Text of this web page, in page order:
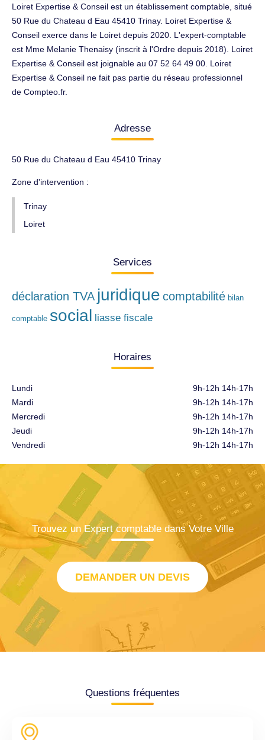
Loiret Expertise & Conseil est un établissement comptable, situé
50 Rue du Chateau d Eau 45410 Trinay. Loiret Expertise &
Conseil exerce dans le Loiret depuis 2020. L'expert-comptable
est Mme Melanie Thenaisy (inscrit à l'Ordre depuis 2018). Loiret
Expertise & Conseil est joignable au 07 52 64 49 00. Loiret
Expertise & Conseil ne fait pas partie du réseau professionnel
de Compteo.fr.
Adresse
50 Rue du Chateau d Eau 45410 Trinay
Zone d'intervention :
Trinay
Loiret
Services
déclaration TVA juridique comptabilité bilan
comptable social liasse fiscale
Horaires
Lundi
Mardi
Mercredi
Jeudi
Vendredi
9h-12h 14h-17h
9h-12h 14h-17h
9h-12h 14h-17h
9h-12h 14h-17h
9h-12h 14h-17h
Trouvez un Expert comptable dans Votre Ville
DEMANDER UN DEVIS
Questions fréquentes